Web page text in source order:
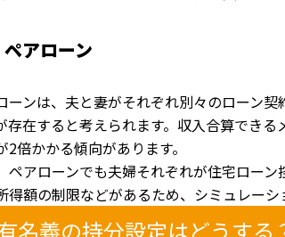
アローン
ーンは、夫と妻がそれぞれ別々のローン契
存在すると考えられます。収入合算でき
2倍かかる傾向があります。
ペアローンでも夫婦それぞれが住宅ロー
得額の制限などがあるため、シミュレーシ
名義の持分設定はどうする